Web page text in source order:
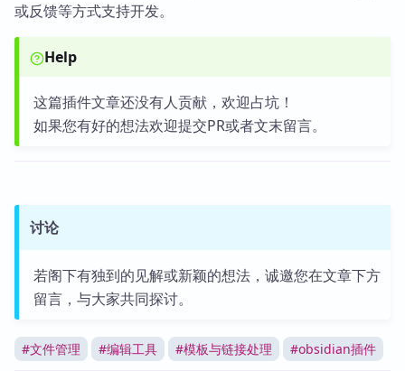
或反馈等方式支持开发。
Help
这篇插件文章还没有人贡献，欢迎占坑！
如果您有好的想法欢迎提交PR或者文末留言。
讨论
若阁下有独到的见解或新颖的想法，诚邀您在文章下方
留言，与大家共同探讨。
#文件管理 #编辑工具 #模板与链接处理 #obsidian插件